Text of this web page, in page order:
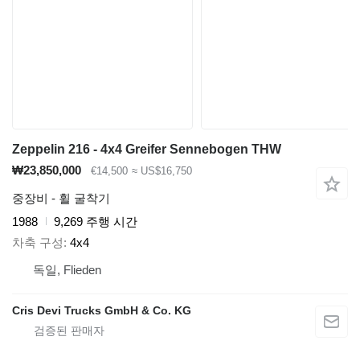
Zeppelin 216 - 4x4 Greifer Sennebogen THW
₩23,850,000
€14,500 ≈ US$16,750
중장비 - 휠 굴착기
1988
9,269 주행 시간
차축 구성 4x4
독일, Flieden
Cris Devi Trucks GmbH & Co. KG